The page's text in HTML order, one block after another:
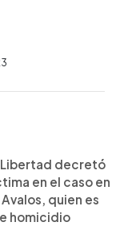
Libertad decretó
en el caso en
quien es
homicidio